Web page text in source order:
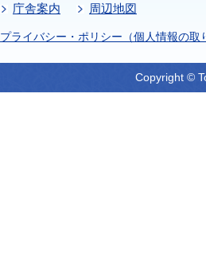
庁舎案内
周辺地図
プライバシー・ポリシー（個人情報の取
Copyright ©